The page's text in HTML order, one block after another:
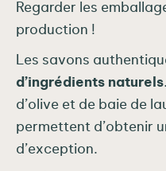
Regarder les
production !
Les savons
d’ingrédients naturels.
d’olive et de baie de
permettent d’obtenir
d’exception.